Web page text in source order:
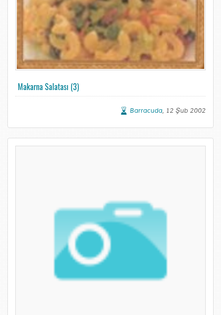
Makarna Salatası (3)
Barracuda, 12 Şub 2002